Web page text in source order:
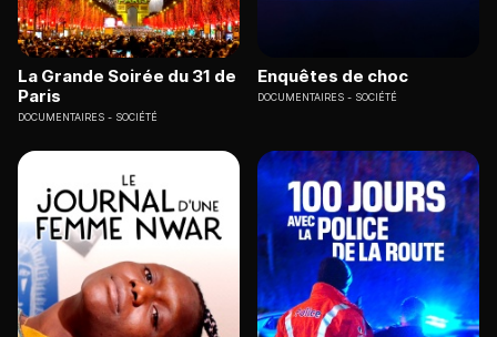
La Grande Soirée du 31 de
Paris
DOCUMENTAIRES SOCIÉTÉ
Enquêtes de choc
DOCUMENTAIRES SOCIÉTÉ